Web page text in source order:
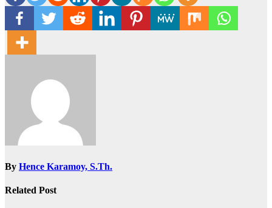
By Hence Karamoy, S.Th.
Related Post